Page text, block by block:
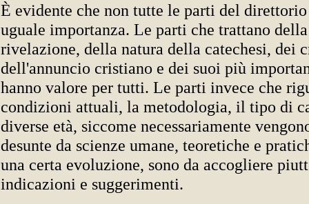
È evidente che non tutte le parti del direttorio
uguale importanza. Le parti che trattano
rivelazione, della natura della catechesi, dei
dell'annuncio cristiano e dei suoi più
hanno valore per tutti. Le parti invece che
condizioni attuali, la metodologia, il tipo di
diverse età, siccome necessariamente
desunte da scienze umane, teoretiche e
una certa evoluzione, sono da accogliere
indicazioni e suggerimenti.